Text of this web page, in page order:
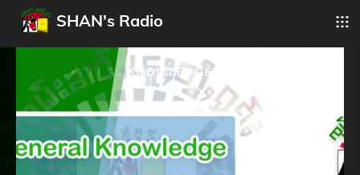
SHAN's Radio